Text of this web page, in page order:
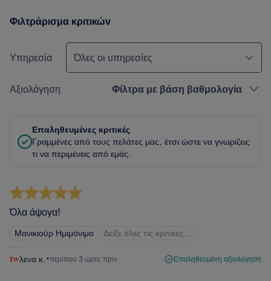
Φιλτράρισμα κριτικών
Υπηρεσία Όλες οι υπηρεσίες
Αξιολόγηση Φίλτρα με βάση βαθμολογία
Επαληθευμένες κριτικές
Γραμμένες από τους πελάτες μας, έτσι ώστε να γνωρίζεις
τι να περιμένεις από εμάς.
Όλα άψογα!
Μανικιούρ Ημιμόνιμο Δείξε όλες τις κριτικές…
λενα κ. •περίπου 3 ώρες πριν Επαληθευμένη αξιολόγηση